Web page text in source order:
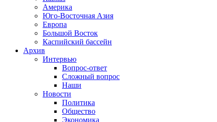
Америка
Юго-Восточная Азия
Европа
Большой Восток
Каспийский бассейн
Архив
Интервью
Вопрос-ответ
Сложный вопрос
Наши
Новости
Политика
Общество
Экономика